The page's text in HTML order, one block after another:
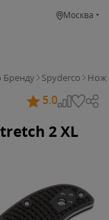
Москва
Бренду Spyderco Нож
5.0
2 XL